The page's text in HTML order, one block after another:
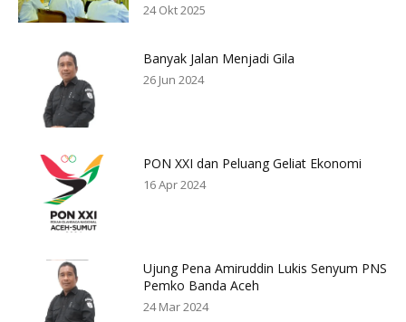
24 Okt 2025
Banyak Jalan Menjadi Gila
26 Jun 2024
PON XXI dan Peluang Geliat Ekonomi
16 Apr 2024
Ujung Pena Amiruddin Lukis Senyum PNS
Pemko Banda Aceh
24 Mar 2024